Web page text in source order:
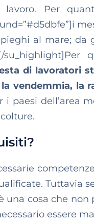
lavoro. Per
al mare; da
di lavoratori
vendemmia, la
i paesi dell’area
Tuttavia
una cosa che
essere